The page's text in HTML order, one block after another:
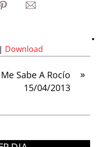
| Download
»
Me Sabe A Rocío
15/04/2013